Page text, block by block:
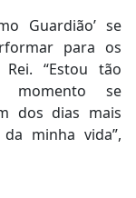
Guardião’ se
para os
“Estou tão
momento se
dos dias mais
minha vida”,